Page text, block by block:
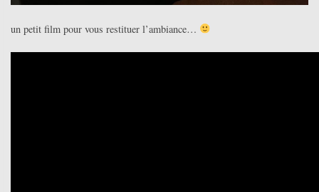
un petit film pour vous restituer l’ambiance…